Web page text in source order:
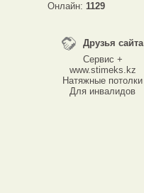
Онлайн: 1129
Друзья сайта
Сервис +
www.stimeks.kz
Натяжные потолки
Для инвалидов